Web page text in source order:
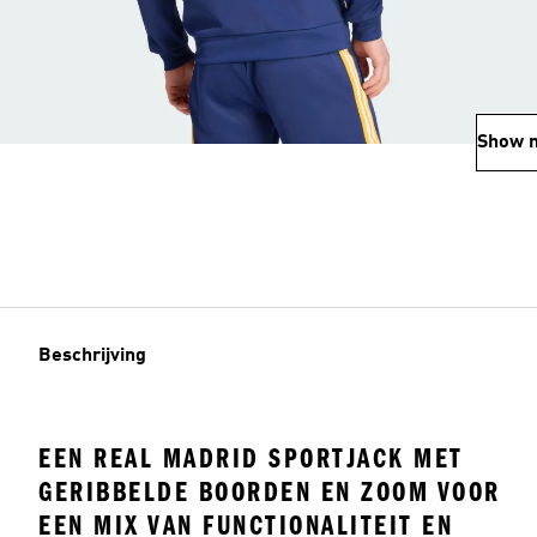
Show
Beschrijving
EEN REAL MADRID SPORTJACK MET
GERIBBELDE BOORDEN EN ZOOM VOOR
EEN MIX VAN FUNCTIONALITEIT EN